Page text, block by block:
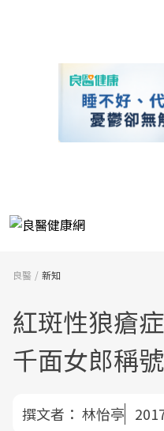
良醫 新知
紅斑性狼瘡
千面女郎稱號
撰文者： 林怡亭